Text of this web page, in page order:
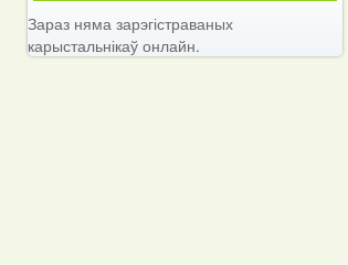
Зараз няма зарэгістраваных
карыстальнікаў онлайн.